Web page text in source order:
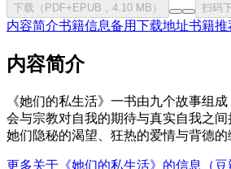
下载（PDF+EPUB，4.10 MB） 扫码
内容简介书籍信息备用下载地址书籍推
内容简介
《她们的私生活》一书由九个故事组
会与宗教对自我的期待与真实自我之
她们隐秘的渴望、狂热的爱情与背德
更多关于《她们的私生活》的信息（豆